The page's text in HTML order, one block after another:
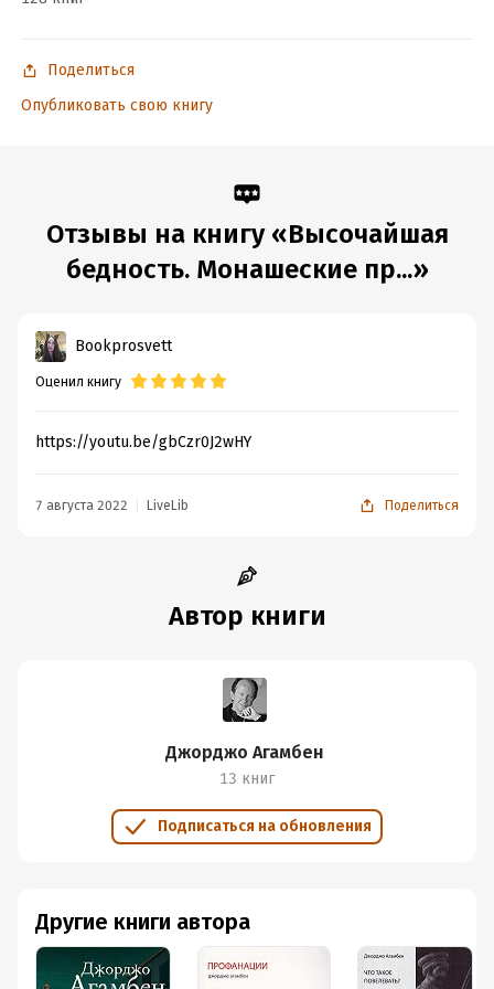
Дата написания:
Объем:314022
Время на чтение: 5ч.
Поделиться
Опубликовать свою книгу
Отзывы на книгу «Высочайшая
бедность. Монашеские пр...»
Bookprosvett
Оценил книгу
https://youtu.be/gbCzr0J2wHY
7 августа 2022 LiveLib Поделиться
Автор книги
Джорджо Агамбен
13 книг
Подписаться на обновления
Другие книги автора